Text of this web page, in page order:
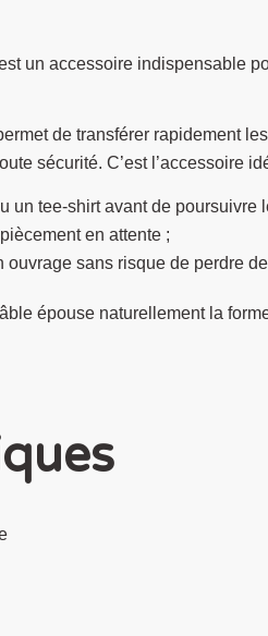
un accessoire indispensable
de transférer rapidement
sécurité. C’est l’accessoire
un tee-shirt avant de poursuivre
en attente ;
ouvrage sans risque de perdre
épouse naturellement la